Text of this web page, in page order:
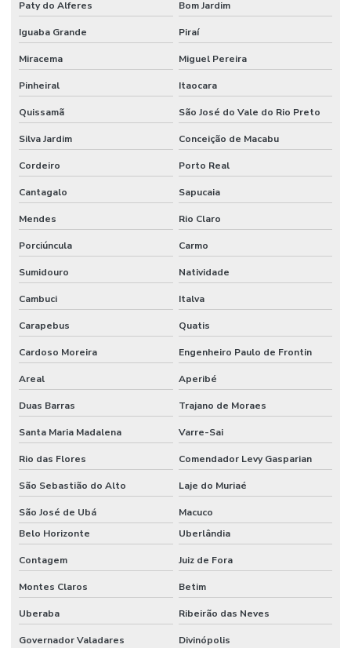
Paty do Alferes Bom Jardim
Iguaba Grande Piraí
Miracema Miguel Pereira
Pinheiral Itaocara
Quissamã São José do Vale do Rio Preto
Silva Jardim Conceição de Macabu
Cordeiro Porto Real
Cantagalo Sapucaia
Mendes Rio Claro
Porciúncula Carmo
Sumidouro Natividade
Cambuci Italva
Carapebus Quatis
Cardoso Moreira Engenheiro Paulo de Frontin
Areal Aperibé
Duas Barras Trajano de Moraes
Santa Maria Madalena Varre-Sai
Rio das Flores Comendador Levy Gasparian
São Sebastião do Alto Laje do Muriaé
São José de Ubá
Macuco
Belo Horizonte
Uberlândia
Contagem Juiz de Fora
Montes Claros Betim
Uberaba Ribeirão das Neves
Governador Valadares Divinópolis